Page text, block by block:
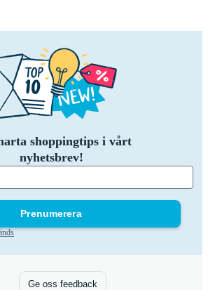
shoppingtips i vårt
nyhetsbrev!
Prenumerera
Ge oss feedback